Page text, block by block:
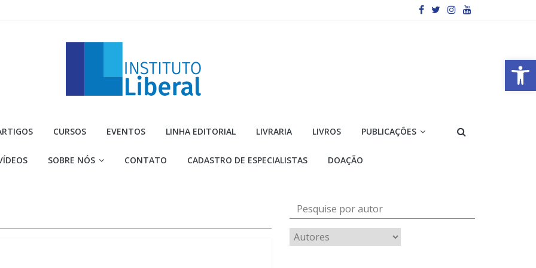
Barra de Ferramentas Aberta
Liberal
mais
CURSOS EVENTOS LINHA EDITORIAL LIVRARIA LIVROS PUBLICAÇÕES
SOBRE NÓS CONTATO CADASTRO DE ESPECIALISTAS DOAÇÃO
Pesquise por autor